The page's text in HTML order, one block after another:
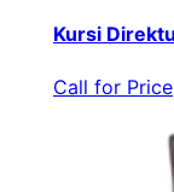
Kursi
Call for Price